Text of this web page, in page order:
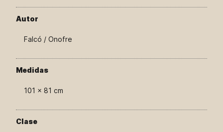
Autor
Falcó / Onofre
Medidas
101 × 81 cm
Clase